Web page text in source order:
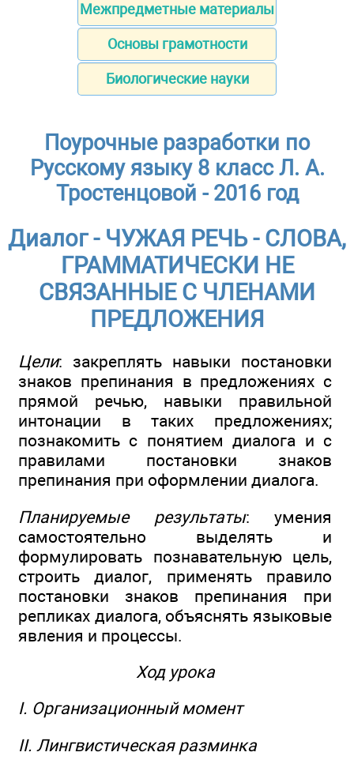
Межпредметные материалы
Основы грамотности
Биологические науки
Поурочные разработки по
Русскому языку 8 класс Л. А.
Тростенцовой - 2016 год
Диалог - ЧУЖАЯ РЕЧЬ - СЛОВА,
ГРАММАТИЧЕСКИ НЕ
СВЯЗАННЫЕ С ЧЛЕНАМИ
ПРЕДЛОЖЕНИЯ
Цели: закреплять навыки постановки
знаков препинания в предложениях с
прямой речью, навыки правильной
интонации в таких предложениях;
познакомить с понятием диалога и с
правилами постановки знаков
препинания при оформлении диалога.
Планируемые результаты: умения
самостоятельно выделять и
формулировать познавательную цель,
строить диалог, применять правило
постановки знаков препинания при
репликах диалога, объяснять языковые
явления и процессы.
Ход урока
I. Организационный момент
II. Лингвистическая разминка